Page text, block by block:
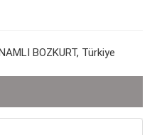
BOZKURT, Türkiye